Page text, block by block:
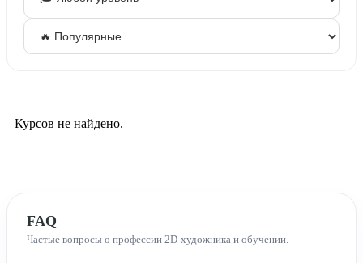
Курсов не найдено.
FAQ
Частые вопросы о профессии 2D-художника и обучении.